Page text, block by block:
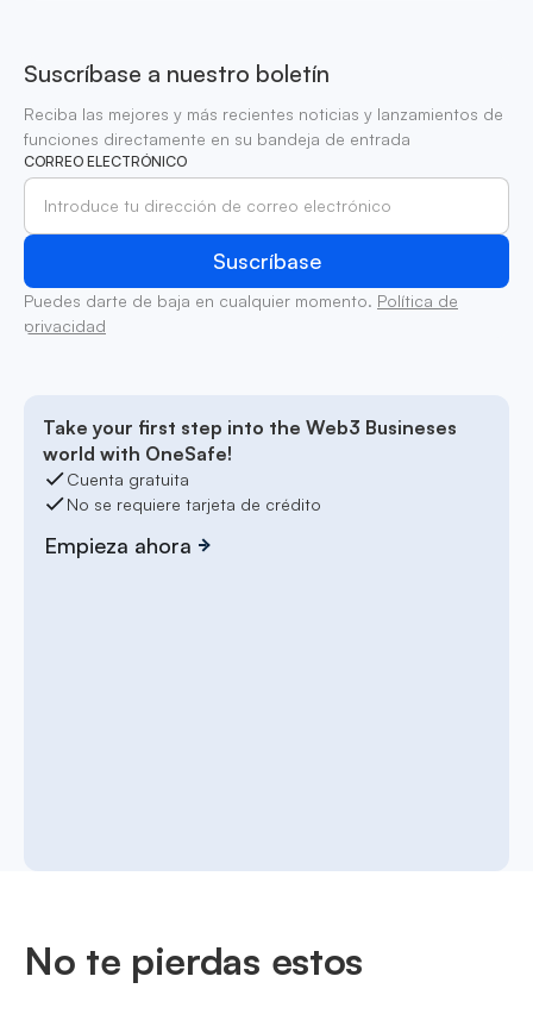
Suscríbase a nuestro boletín
Reciba las mejores y más recientes noticias y lanzamientos de
funciones directamente en su bandeja de entrada
CORREO ELECTRÓNICO
Puedes darte de baja en cualquier momento. Política de
privacidad
Take your first step into the Web3 Busineses
world with OneSafe!
Cuenta gratuita
No se requiere tarjeta de crédito
Empieza ahora
No te pierdas estos